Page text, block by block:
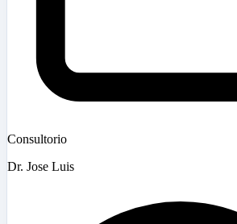
Consultorio
Dr. Jose Luis